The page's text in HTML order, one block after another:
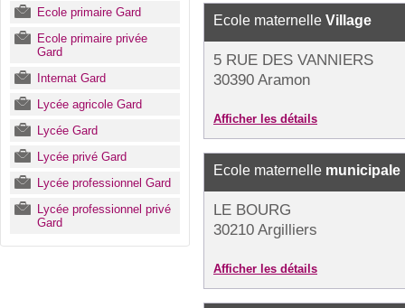
Ecole primaire Gard
Ecole primaire privée
Gard
Internat Gard
Lycée agricole Gard
Lycée Gard
Lycée privé Gard
Lycée professionnel Gard
Lycée professionnel privé
Gard
Ecole maternelle Village
5 RUE DES VANNIERS
30390 Aramon
Afficher les détails
Ecole maternelle municipale
LE BOURG
30210 Argilliers
Afficher les détails